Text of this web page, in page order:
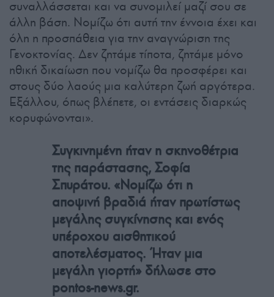
συναλλάσσεται και να συνομιλεί μαζί σου σε
άλλη βάση. Νομίζω ότι αυτή την έννοια έχει και
όλη η προσπάθεια για την αναγνώριση της
Γενοκτονίας. Δεν ζητάμε τίποτα, ζητάμε μόνο
ηθική δικαίωση που νομίζω θα προσφέρει και
στους δύο λαούς μια καλύτερη ζωή αργότερα.
Εξάλλου, όπως βλέπετε, οι εντάσεις διαρκώς
κορυφώνονται».
Συγκινημένη ήταν η σκηνοθέτρια
της παράστασης, Σοφία
Σπυράτου. «Νομίζω ότι η
αποψινή βραδιά ήταν πρωτίστως
μεγάλης συγκίνησης και ενός
υπέροχου αισθητικού
αποτελέσματος. Ήταν μια
μεγάλη γιορτή» δήλωσε στο
pontos-news.gr.